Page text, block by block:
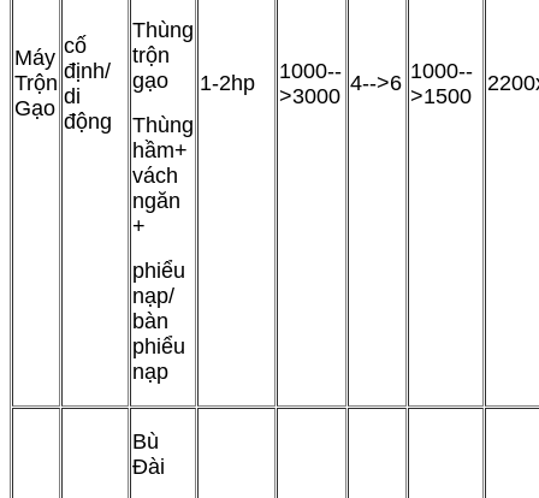
Máy
Trộn
Gạo
cố
định/
di
động
Thùng
trộn
gạo
Thùng
hầm+
vách
ngăn
+
phiểu
nạp/
bàn
phiểu
nạp
1-2hp
1000--
>3000
4-->6 1000--
>1500
Bù
Đài